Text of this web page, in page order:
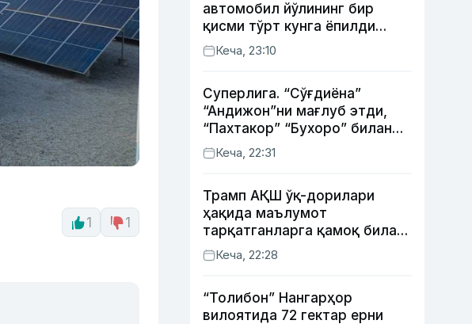
1 1
автомобил йўлининг бир
қисми тўрт кунга ёпилди
(харита)
Кеча, 23:10
Суперлига. “Сўғдиёна”
“Андижон”ни мағлуб этди,
“Пахтакор” “Бухоро” билан
жанговар дуранг қайд этди
Кеча, 22:31
Трамп АҚШ ўқ-дорилари
ҳақида маълумот
тарқатганларга қамоқ билан
таҳдид қилди
Кеча, 22:28
“Толибон” Нангарҳор
вилоятида 72 гектар ерни